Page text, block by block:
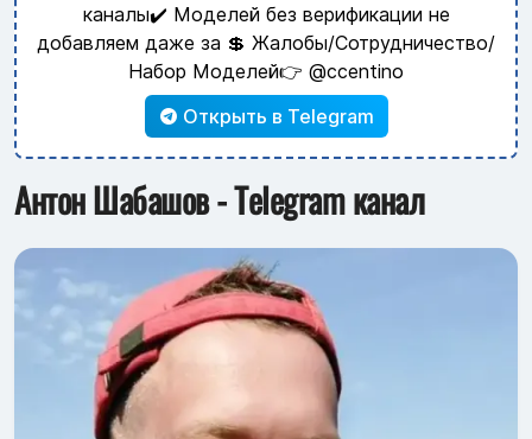
каналы✔️ Моделей без верификации не
добавляем даже за 💲 Жалобы/Сотрудничество/
Набор Моделей👉 @ccentino
Открыть в Telegram
Антон Шабашов - Telegram канал